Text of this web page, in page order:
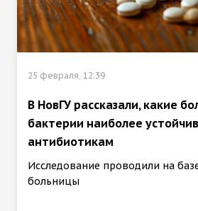
25 февраля, 12:39
В НовГУ рассказали, какие
бактерии наиболее
антибиотикам
Исследование проводили на
больницы